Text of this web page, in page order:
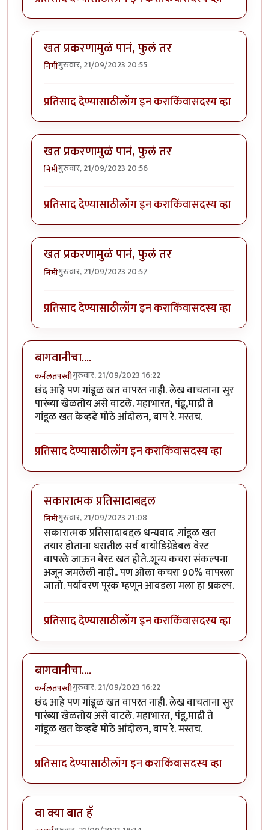
खत प्रकरणामुळं पानं, फुलं तर
निमीगुरुवार, 21/09/2023 20:55
प्रतिसाद देण्यासाठीलॉग इन कराकिंवासदस्य व्हा
खत प्रकरणामुळं पानं, फुलं तर
निमीगुरुवार, 21/09/2023 20:56
प्रतिसाद देण्यासाठीलॉग इन कराकिंवासदस्य व्हा
खत प्रकरणामुळं पानं, फुलं तर
निमीगुरुवार, 21/09/2023 20:57
प्रतिसाद देण्यासाठीलॉग इन कराकिंवासदस्य व्हा
बागवानीचा....
कर्नलतपस्वीगुरुवार, 21/09/2023 16:22
छंद आहे पण गांडूळ खत वापरत नाही. लेख वाचताना सुर
पारंब्या खेळतोय असे वाटले. महाभारत, पंडू,माद्री ते
गांडूळ खत केव्हढे मोठे आंदोलन, बाप रे. मस्तच.
प्रतिसाद देण्यासाठीलॉग इन कराकिंवासदस्य व्हा
सकारात्मक प्रतिसादाबद्दल
निमीगुरुवार, 21/09/2023 21:08
In reply toबागवानीचा....byकर्नलतपस्वी
सकारात्मक प्रतिसादाबद्दल धन्यवाद .गांडूळ खत
तयार होताना घरातील सर्व बायोडिग्रेडेबल वेस्ट
वापरले जाऊन बेस्ट खत होते..शून्य कचरा संकल्पना
अजून जमलेली नाही.. पण ओला कचरा 90% वापरला
जातो. पर्यावरण पूरक म्हणून आवडला मला हा प्रकल्प.
प्रतिसाद देण्यासाठीलॉग इन कराकिंवासदस्य व्हा
बागवानीचा....
कर्नलतपस्वीगुरुवार, 21/09/2023 16:22
छंद आहे पण गांडूळ खत वापरत नाही. लेख वाचताना सुर
पारंब्या खेळतोय असे वाटले. महाभारत, पंडू,माद्री ते
गांडूळ खत केव्हढे मोठे आंदोलन, बाप रे. मस्तच.
प्रतिसाद देण्यासाठीलॉग इन कराकिंवासदस्य व्हा
वा क्या बात हॅ